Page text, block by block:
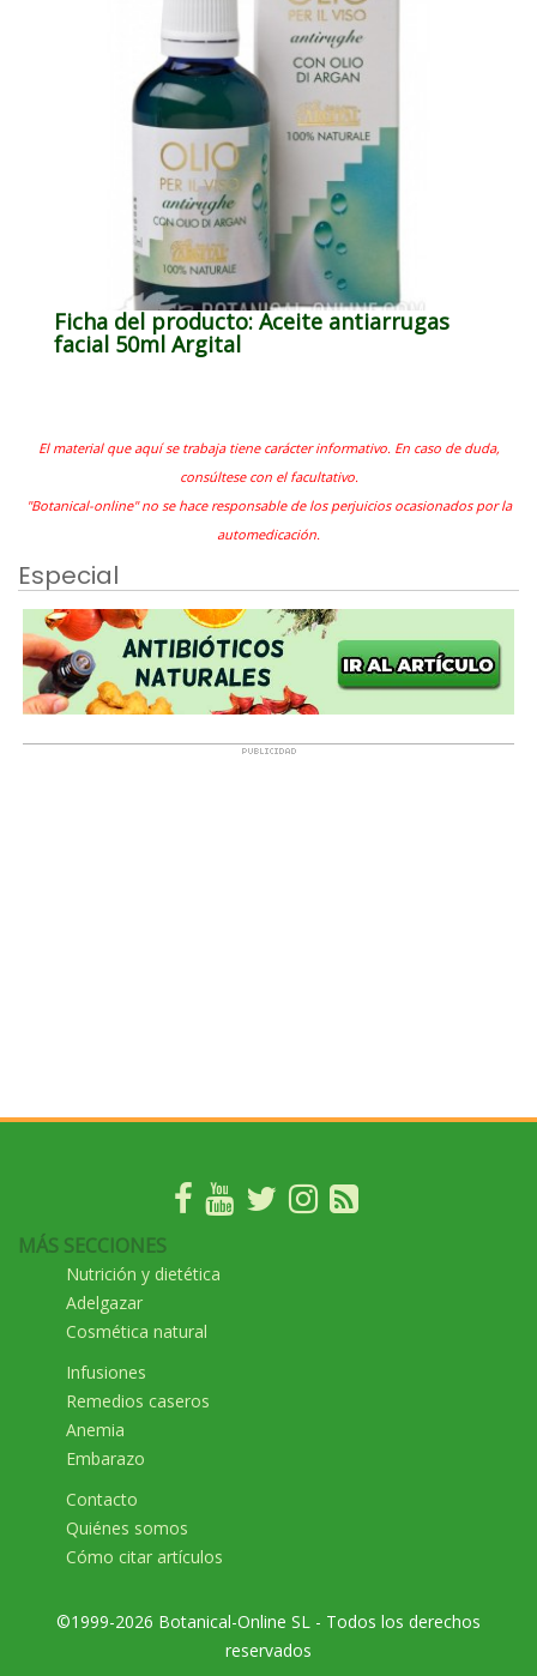
Ficha del producto: Aceite antiarrugas
facial 50ml Argital
El material que aquí se trabaja tiene carácter informativo. En caso de duda,
consúltese con el facultativo.
"Botanical-online" no se hace responsable de los perjuicios ocasionados por la
automedicación.
Especial
MÁS SECCIONES
Nutrición y dietética
Adelgazar
Cosmética natural
Infusiones
Remedios caseros
Anemia
Embarazo
Contacto
Quiénes somos
Cómo citar artículos
©1999-2026 Botanical-Online SL - Todos los derechos
reservados